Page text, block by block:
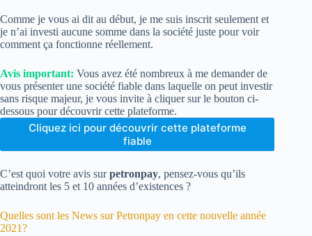
Comme je vous ai dit au début, je me suis inscrit seulement et
je n’ai investi aucune somme dans la société juste pour voir
comment ça fonctionne réellement.
Avis important: Vous avez été nombreux à me demander de
vous présenter une société fiable dans laquelle on peut investir
sans risque majeur, je vous invite à cliquer sur le bouton ci-
dessous pour découvrir cette plateforme.
Cliquez ici pour découvrir cette plateforme
fiable
C’est quoi votre avis surpetronpay, pensez-vous qu’ils
atteindront les 5 et 10 années d’existences ?
Quelles sont les News sur Petronpay en cette nouvelle année
2021?